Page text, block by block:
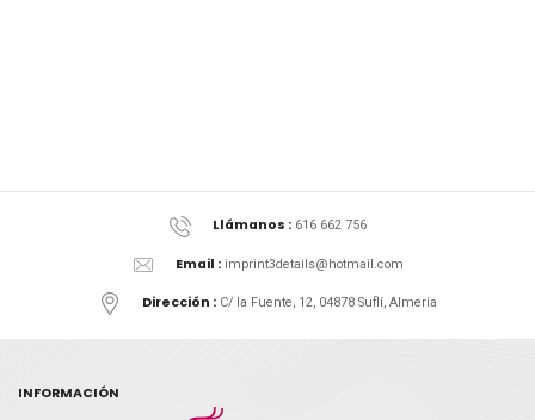
Llámanos : 616 662 756
Email : imprint3details@hotmail.com
Dirección : C/ la Fuente, 12, 04878 Suflí, Almería
INFORMACIÓN